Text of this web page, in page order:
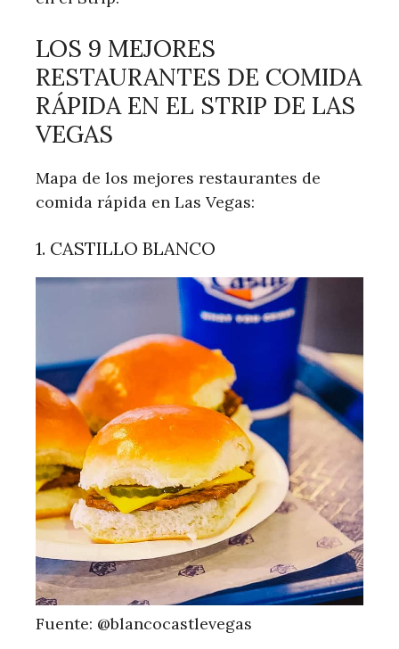
LOS 9 MEJORES
RESTAURANTES DE COMIDA
RÁPIDA EN EL STRIP DE LAS
VEGAS
Mapa de los mejores restaurantes de
comida rápida en Las Vegas:
1. CASTILLO BLANCO
Fuente: @blancocastlevegas